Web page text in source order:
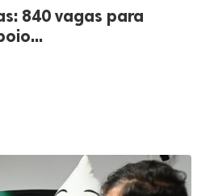
840 vagas para